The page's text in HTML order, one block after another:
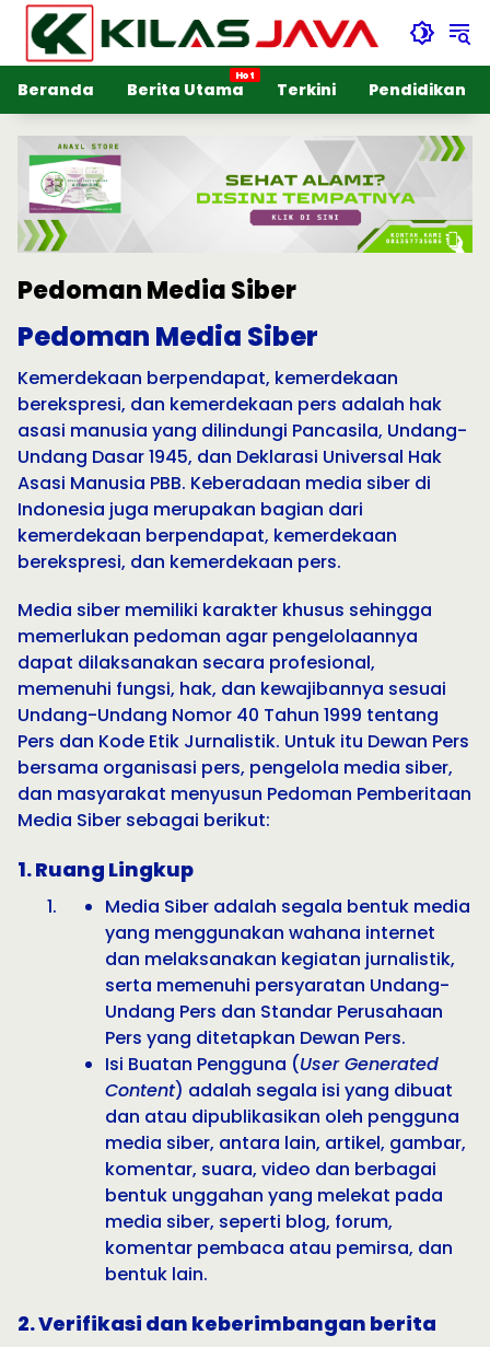
Langsung
konten
Beranda
Berita Utama Terkini Pendidikan
Pedoman Media Siber
Pedoman Media Siber
Kemerdekaan berpendapat, kemerdekaan
berekspresi, dan kemerdekaan pers adalah hak
asasi manusia yang dilindungi Pancasila, Undang-
Undang Dasar 1945, dan Deklarasi Universal Hak
Asasi Manusia PBB. Keberadaan media siber di
Indonesia juga merupakan bagian dari
kemerdekaan berpendapat, kemerdekaan
berekspresi, dan kemerdekaan pers.
Media siber memiliki karakter khusus sehingga
memerlukan pedoman agar pengelolaannya
dapat dilaksanakan secara profesional,
memenuhi fungsi, hak, dan kewajibannya sesuai
Undang-Undang Nomor 40 Tahun 1999 tentang
Pers dan Kode Etik Jurnalistik. Untuk itu Dewan Pers
bersama organisasi pers, pengelola media siber,
dan masyarakat menyusun Pedoman Pemberitaan
Media Siber sebagai berikut:
1. Ruang Lingkup
Media Siber adalah segala bentuk media
yang menggunakan wahana internet
dan melaksanakan kegiatan jurnalistik,
serta memenuhi persyaratan Undang-
Undang Pers dan Standar Perusahaan
Pers yang ditetapkan Dewan Pers.
Isi Buatan Pengguna (User Generated
Content) adalah segala isi yang dibuat
dan atau dipublikasikan oleh pengguna
media siber, antara lain, artikel, gambar,
komentar, suara, video dan berbagai
bentuk unggahan yang melekat pada
media siber, seperti blog, forum,
komentar pembaca atau pemirsa, dan
bentuk lain.
2. Verifikasi dan keberimbangan berita